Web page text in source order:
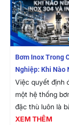
đội ngũ kỹ sư
Bơm Inox Trong
Nghiệp: Khi Nào
Bơm Inox 304 Và
316?
Việc quyết định
một hệ thống
đặc thù luôn là
trọng tâm trong
XEM THÊM